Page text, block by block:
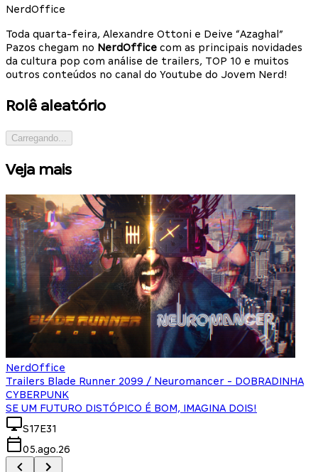
NerdOffice
Toda quarta-feira, Alexandre Ottoni e Deive “Azaghal”
Pazos chegam no NerdOffice com as principais novidades
da cultura pop com análise de trailers, TOP 10 e muitos
outros conteúdos no canal do Youtube do Jovem Nerd!
Rolê aleatório
Carregando...
Veja mais
NerdOffice
Trailers Blade Runner 2099 / Neuromancer - DOBRADINHA
CYBERPUNK
SE UM FUTURO DISTÓPICO É BOM, IMAGINA DOIS!
S17E31
05.ago.26